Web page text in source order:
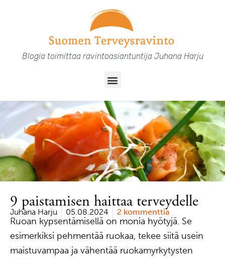
Blogia toimittaa ravintoasiantuntija Juhana Harju
9 paistamisen haittaa terveydelle
Juhana Harju 05.08.2024 2 kommenttia
Ruoan kypsentämisellä on monia hyötyjä. Se
esimerkiksi pehmentää ruokaa, tekee siitä usein
maistuvampaa ja vähentää ruokamyrkytysten